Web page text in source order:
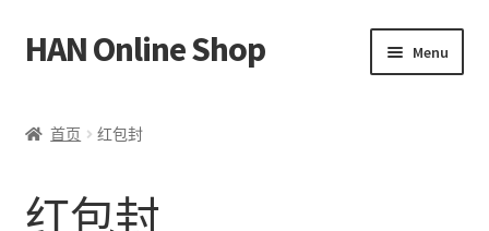
Skip
to
Skip
to
HAN Online Shop Menu
我的账户
首页 红包封
红包封